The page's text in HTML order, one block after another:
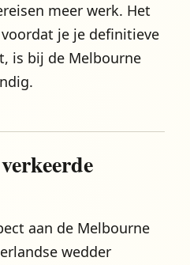
meer werk. Het
je je definitieve
is bij de Melbourne
aan de Melbourne
wedder